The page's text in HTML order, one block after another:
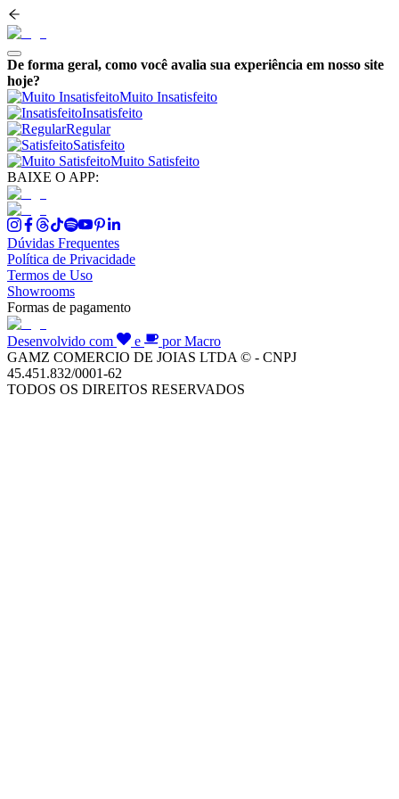
De forma geral, como você avalia sua experiência em nosso site
hoje?
Muito Insatisfeito
Insatisfeito
Regular
Satisfeito
Muito Satisfeito
BAIXE O APP:
Dúvidas Frequentes
Política de Privacidade
Termos de Uso
Showrooms
Formas de pagamento
Desenvolvido com e
por Macro
GAMZ COMERCIO DE JOIAS LTDA © - CNPJ
45.451.832/0001-62
TODOS OS DIREITOS RESERVADOS